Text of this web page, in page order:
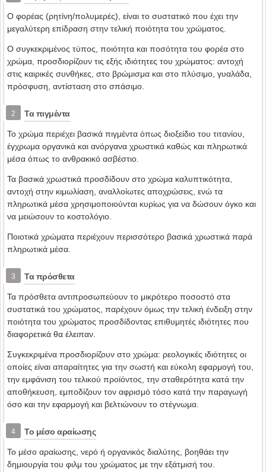
Ο φορέας (ρητίνη/πολυμερές), είναι το συστατικό που έχει την
μεγαλύτερη επίδραση στην τελική ποιότητα του χρώματος.
Ο συγκεκριμένος τύπος, ποιότητα και ποσότητα του φορέα στο
χρώμα, προσδιορίζουν τις εξής ιδιότητες του χρώματος: αντοχή
στις καιρικές συνθήκες, στο βρώμισμα και στο πλύσιμο, γυαλάδα,
πρόσφυση, αντίσταση στο σπάσιμο.
2 Τα πιγμέντα
Το χρώμα περιέχει βασικά πιγμέντα όπως διοξείδιο του τιτανίου,
έγχρωμα οργανικά και ανόργανα χρωστικά καθώς και πληρωτικά
μέσα όπως το ανθρακικό ασβέστιο.
Τα βασικά χρωστικά προσδίδουν στο χρώμα καλυπτικότητα,
αντοχή στην κιμωλίαση, αναλλοίωτες αποχρώσεις, ενώ τα
πληρωτικά μέσα χρησιμοποιούνται κυρίως για να δώσουν όγκο και
να μειώσουν το κοστολόγιο.
Ποιοτικά χρώματα περιέχουν περισσότερο βασικά χρωστικά παρά
πληρωτικά μέσα.
3 Τα πρόσθετα
Τα πρόσθετα αντιπροσωπεύουν το μικρότερο ποσοστό στα
συστατικά του χρώματος, παρέχουν όμως την τελική ένδειξη στην
ποιότητα του χρώματος προσδίδοντας επιθυμητές ιδιότητες που
διαφορετικά θα έλειπαν.
Συγκεκριμένα προσδιορίζουν στο χρώμα: ρεολογικές ιδιότητες οι
οποίες είναι απαραίτητες για την σωστή και εύκολη εφαρμογή του,
την εμφάνιση του τελικού προϊόντος, την σταθερότητα κατά την
αποθήκευση, εμποδίζουν τον αφρισμό τόσο κατά την παραγωγή
όσο και την εφαρμογή και βελτιώνουν το στέγνωμα.
4 Το μέσο αραίωσης
Το μέσο αραίωσης, νερό ή οργανικός διαλύτης, βοηθάει την
δημιουργία του φιλμ του χρώματος με την εξάτμισή του.